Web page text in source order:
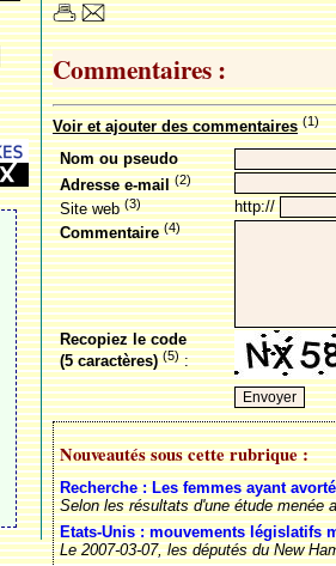
Commentaires :
Voir et ajouter des commentaires (1)
Nom ou pseudo
Adresse e-mail(2)
Site web(3)
http://
Commentaire(4)
Recopiez le code
(5 caractères)(5):
Nouveautés sous cette rubrique :
Recherche : Les femmes ayant
Selon les résultats d'une étude menée
Etats-Unis : mouvements législatifs
Le 2007-03-07, les députés du New